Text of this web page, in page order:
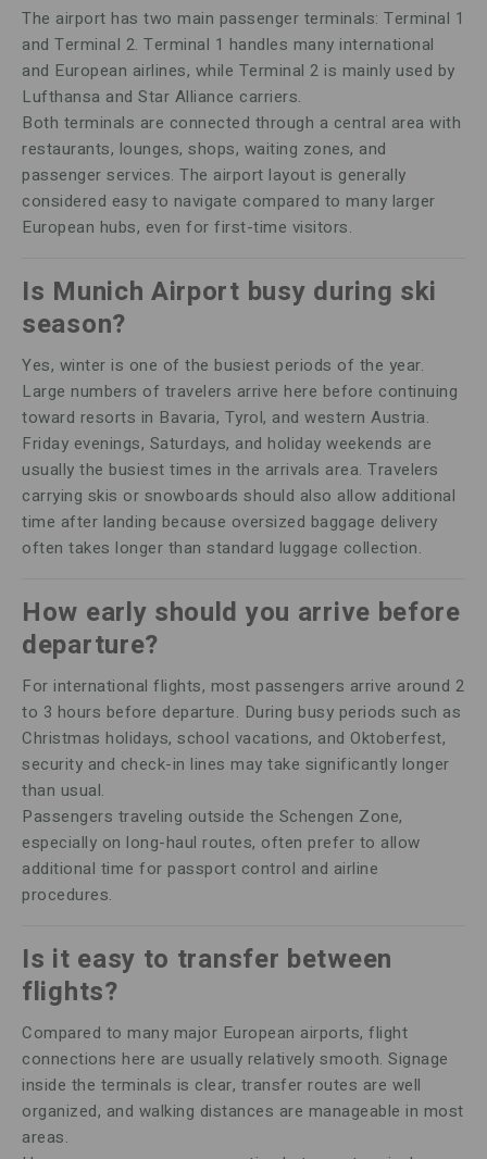
The airport has two main passenger terminals: Terminal 1
and Terminal 2. Terminal 1 handles many international
and European airlines, while Terminal 2 is mainly used by
Lufthansa and Star Alliance carriers.
Both terminals are connected through a central area with
restaurants, lounges, shops, waiting zones, and
passenger services. The airport layout is generally
considered easy to navigate compared to many larger
European hubs, even for first-time visitors.
Is Munich Airport busy during ski
season?
Yes, winter is one of the busiest periods of the year.
Large numbers of travelers arrive here before continuing
toward resorts in Bavaria, Tyrol, and western Austria.
Friday evenings, Saturdays, and holiday weekends are
usually the busiest times in the arrivals area. Travelers
carrying skis or snowboards should also allow additional
time after landing because oversized baggage delivery
often takes longer than standard luggage collection.
How early should you arrive before
departure?
For international flights, most passengers arrive around 2
to 3 hours before departure. During busy periods such as
Christmas holidays, school vacations, and Oktoberfest,
security and check-in lines may take significantly longer
than usual.
Passengers traveling outside the Schengen Zone,
especially on long-haul routes, often prefer to allow
additional time for passport control and airline
procedures.
Is it easy to transfer between
flights?
Compared to many major European airports, flight
connections here are usually relatively smooth. Signage
inside the terminals is clear, transfer routes are well
organized, and walking distances are manageable in most
areas.